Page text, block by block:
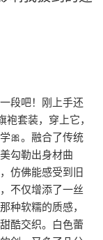
段吧！刚上手还
套装，穿上它，
🎀。融合了传统
勾勒出身材曲
仿佛能感受到旧
不仅增添了一丝
种软糯的质感，
酷交织。白色蕾